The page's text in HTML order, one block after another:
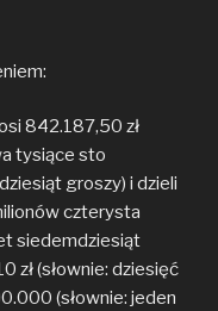
842.187,50 zł
tysiące sto
groszy) i dzieli
czterysta
siedemdziesiąt
zł (słownie: dziesięć
(słownie: jeden